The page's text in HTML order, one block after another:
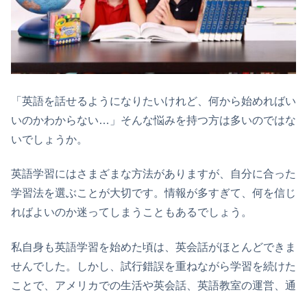
「英語を話せるようになりたいけれど、何から始めればい
いのかわからない…」そんな悩みを持つ方は多いのではな
いでしょうか。
英語学習にはさまざまな方法がありますが、自分に合った
学習法を選ぶことが大切です。情報が多すぎて、何を信じ
ればよいのか迷ってしまうこともあるでしょう。
私自身も英語学習を始めた頃は、英会話がほとんどできま
せんでした。しかし、試行錯誤を重ねながら学習を続けた
ことで、アメリカでの生活や英会話、英語教室の運営、通